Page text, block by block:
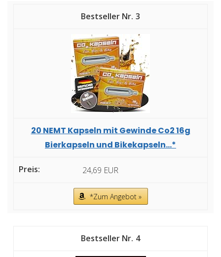
3
20 NEMT Kapseln mit Gewinde Co2 16g
Bierkapseln und Bikekapseln...*
24,69 EUR
*Zum Angebot »
4